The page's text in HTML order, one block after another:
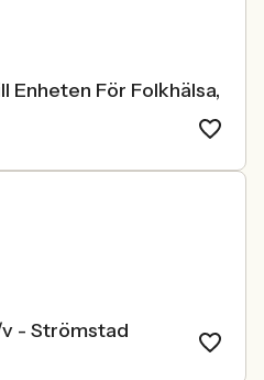
Enheten För Folkhälsa,
- Strömstad